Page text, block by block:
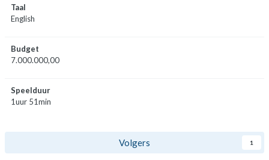
Taal
English
Budget
7.000.000,00
Speelduur
1uur 51min
Volgers 1